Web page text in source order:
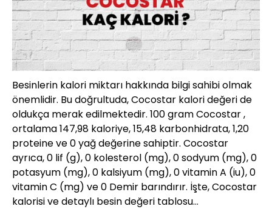
Besinlerin kalori miktarı hakkında bilgi sahibi olmak
önemlidir. Bu doğrultuda, Cocostar kalori değeri de
oldukça merak edilmektedir. 100 gram Cocostar ,
ortalama 147,98 kaloriye, 15,48 karbonhidrata, 1,20
proteine ve 0 yağ değerine sahiptir. Cocostar
ayrıca, 0 lif (g), 0 kolesterol (mg), 0 sodyum (mg), 0
potasyum (mg), 0 kalsiyum (mg), 0 vitamin A (iu), 0
vitamin C (mg) ve 0 Demir barındırır. İşte, Cocostar
kalorisi ve detaylı besin değeri tablosu…